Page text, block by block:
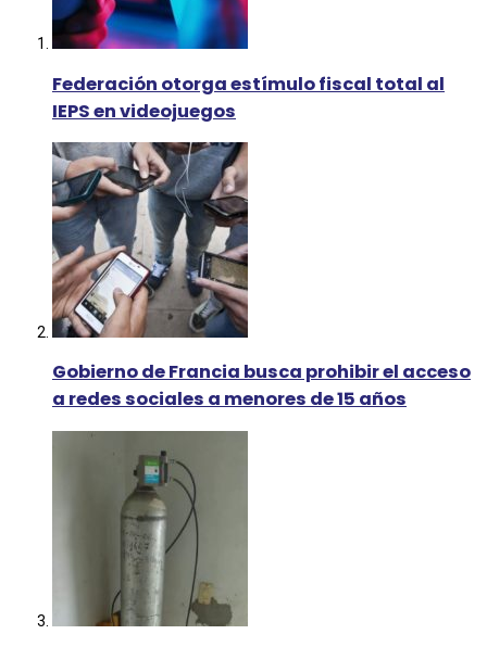
Federación otorga estímulo fiscal total al
IEPS en videojuegos
Gobierno de Francia busca prohibir el acceso
a redes sociales a menores de 15 años